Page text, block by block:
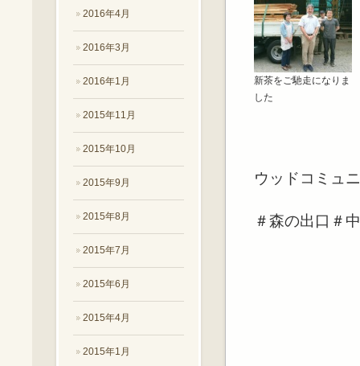
2016年4月
2016年3月
2016年1月
2015年11月
2015年10月
2015年9月
2015年8月
2015年7月
2015年6月
2015年4月
2015年1月
新茶をご馳走になりま
した
ウッドコミュ
＃森の出口＃